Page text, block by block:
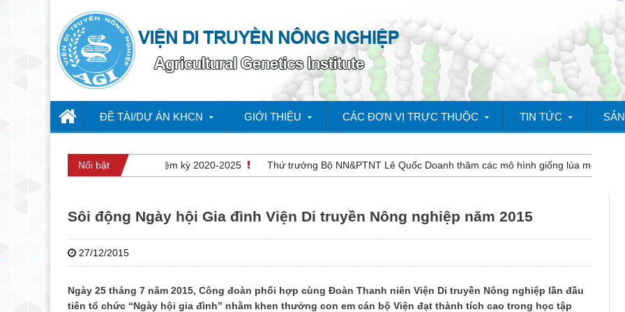
ĐỀ TÀI/DỰ ÁN KHCN GIỚI THIỆU CÁC ĐƠN VỊ TRỰC THUỘC TIN TỨC
Nổi bật
Đại hội Đảng bộ lần thứ VI nhiệm kỳ 2020-2025 Thứ trưởng Bộ NN&PTNT Lê Quốc Doanh thăm các mô hình giống lúa mới kháng
Sôi động Ngày hội Gia đình Viện Di truyền Nông nghiệp năm 2015
27/12/2015
Ngày 25 tháng 7 năm 2015, Công đoàn phối hợp cùng Đoàn Thanh niên Viện Di truyền Nông nghiệp lần đầu
tiên tổ chức “Ngày hội gia đình” nhằm khen thưởng con em cán bộ Viện đạt thành tích cao trong học tập